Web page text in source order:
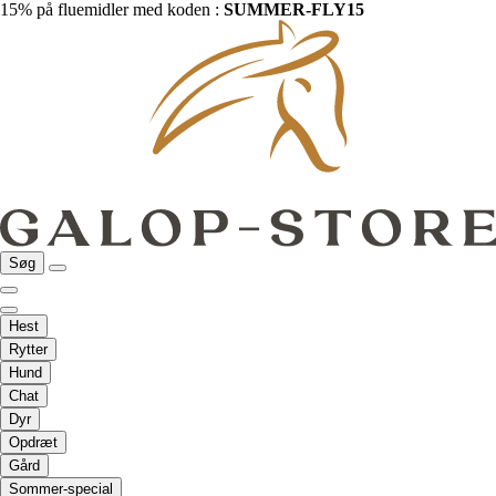
15% på fluemidler med koden : SUMMER-FLY15
Søg
Hest
Rytter
Hund
Chat
Dyr
Opdræt
Gård
Sommer-special